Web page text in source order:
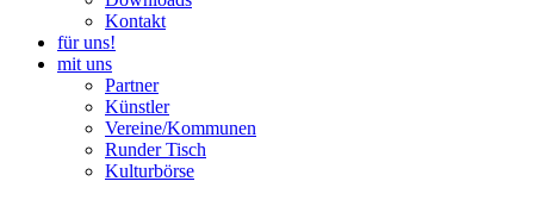
Kontakt
für uns!
mit uns
Partner
Künstler
Vereine/Kommunen
Runder Tisch
Kulturbörse